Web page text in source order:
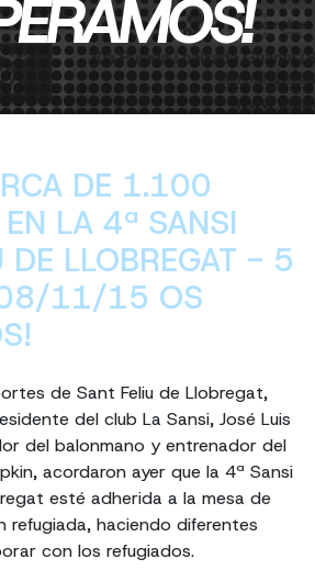
DE 1.100
LA 4ª SANSI
DE LLOBREGAT - 5
11/15 OS
de Sant Feliu de Llobregat,
del club La Sansi, José Luis
del balonmano y entrenador del
acordaron ayer que la 4ª Sansi
esté adherida a la mesa de
refugiada, haciendo diferentes
con los refugiados.